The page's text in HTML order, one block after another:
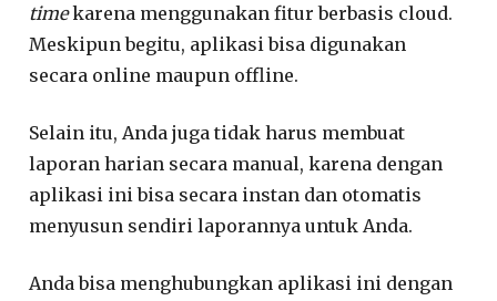
timekarena menggunakan fitur berbasis cloud.
Meskipun begitu, aplikasi bisa digunakan
secara online maupun offline.
Selain itu, Anda juga tidak harus membuat
laporan harian secara manual, karena dengan
aplikasi ini bisa secara instan dan otomatis
menyusun sendiri laporannya untuk Anda.
Anda bisa menghubungkan aplikasi ini dengan